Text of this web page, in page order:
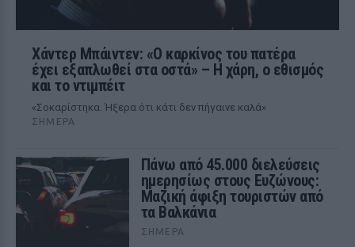
Χάντερ Μπάιντεν: «Ο καρκίνος του πατέρα
έχει εξαπλωθεί στα οστά» – Η χάρη, ο εθισμός
και το ντιμπέιτ
«Σοκαρίστηκα. Ήξερα ότι κάτι δεν πήγαινε καλά»
ΣΉΜΕΡΑ
Πάνω από 45.000 διελεύσεις
ημερησίως στους Ευζώνους:
Μαζική άφιξη τουριστών από
τα Βαλκάνια
ΣΉΜΕΡΑ